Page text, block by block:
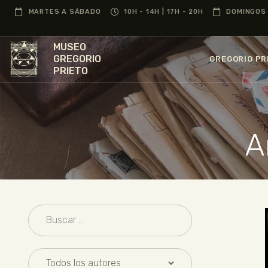
MARTES A SÁBADO 10H - 14H | 17H - 20H
MUSEO
GREGORIO
PRIETO
GREGORIO